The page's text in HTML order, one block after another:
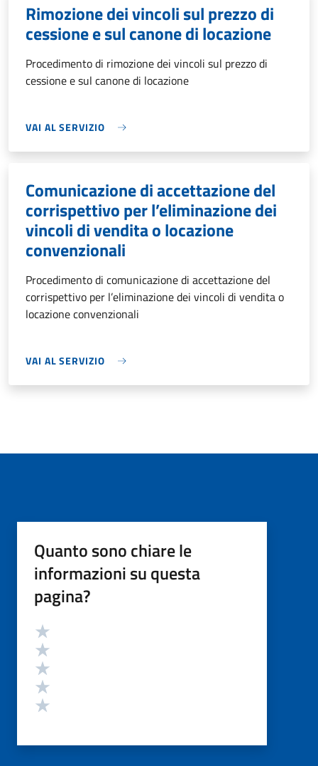
Rimozione dei vincoli sul prezzo di
cessione e sul canone di locazione
Procedimento di rimozione dei vincoli sul prezzo di
cessione e sul canone di locazione
VAI AL SERVIZIO
Comunicazione di accettazione del
corrispettivo per l’eliminazione dei
vincoli di vendita o locazione
convenzionali
Procedimento di comunicazione di accettazione del
corrispettivo per l’eliminazione dei vincoli di vendita o
locazione convenzionali
VAI AL SERVIZIO
Quanto sono chiare le
informazioni su questa
pagina?
Valutazione